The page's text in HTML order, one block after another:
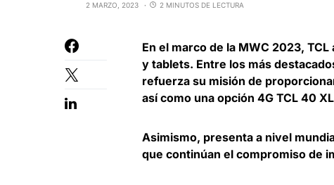
2 MARZO, 2023 2 MINUTOS DE LECTURA
En el marco de la MWC 2023, TCL
y tablets. Entre los más
refuerza su misión de
así como una opción 4G TCL 40
Asimismo, presenta a nivel
que continúan el compromiso de